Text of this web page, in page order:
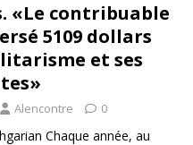
«Le contribuable
5109 dollars
et ses
Alencontre 0
Chaque année, au